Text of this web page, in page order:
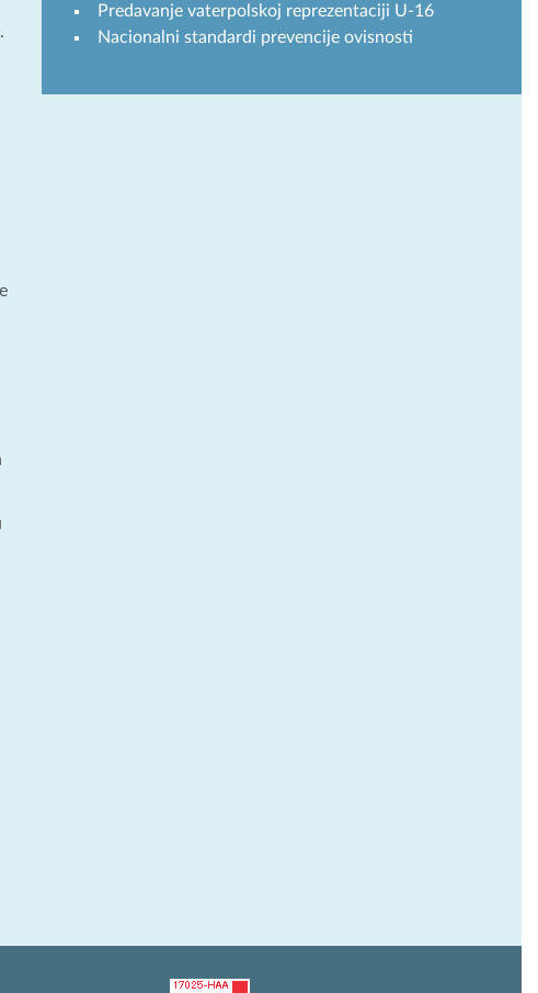
Predavanje vaterpolskoj reprezentaciji U-16
Nacionalni standardi prevencije ovisnosti